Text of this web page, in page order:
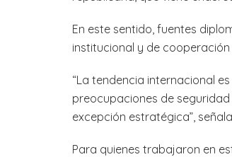
En este sentido, fuentes
institucional y de cooperación
“La tendencia internacional
preocupaciones de
excepción estratégica”,
Para quienes trabajaron en